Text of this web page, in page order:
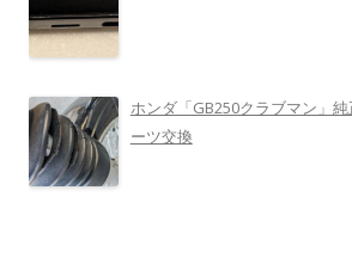
ホンダ「GB250クラブマン」
ーツ交換